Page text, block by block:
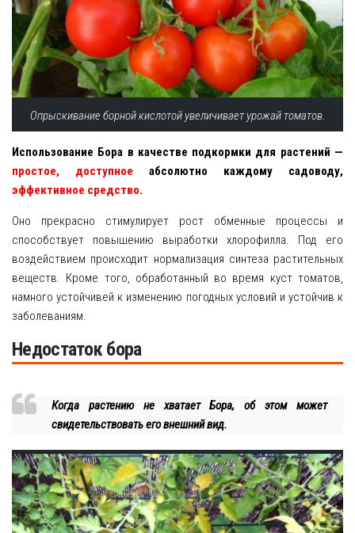
Опрыскивание борной кислотой увеличивает урожай томатов.
Использование Бора в качестве подкормки для растений —
простое, доступное абсолютно каждому садоводу,
эффективное средство.
Оно прекрасно стимулирует рост обменные процессы и
способствует повышению выработки хлорофилла. Под его
воздействием происходит нормализация синтеза растительных
веществ. Кроме того, обработанный во время куст томатов,
намного устойчивей к изменению погодных условий и устойчив к
заболеваниям.
Недостаток бора
Когда растению не хватает Бора, об этом может
свидетельствовать его внешний вид.